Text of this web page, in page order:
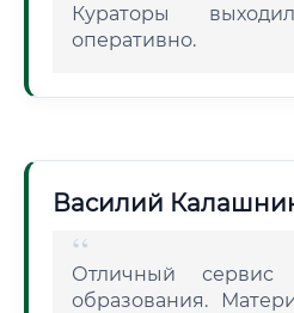
Кураторы
оперативно.
Василий
Отличный сервис
образования.